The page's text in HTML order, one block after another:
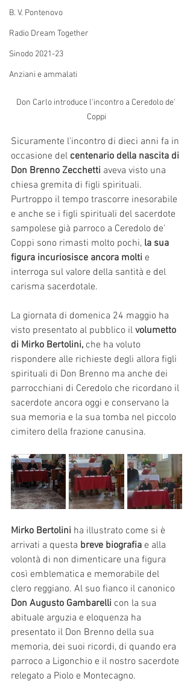
B. V. Pontenovo
Radio Dream Together
Sinodo 2021-23
Anziani e ammalati
Don Carlo introduce l'incontro a Ceredolo de'
Coppi
Sicuramente l'incontro di dieci anni fa in
occasione del centenario della nascita di
Don Brenno Zecchetti aveva visto una
chiesa gremita di figli spirituali.
Purtroppo il tempo trascorre inesorabile
e anche se i figli spirituali del sacerdote
sampolese già parroco a Ceredolo de'
Coppi sono rimasti molto pochi, la sua
figura incuriosisce ancora molti e
interroga sul valore della santità e del
carisma sacerdotale.
La giornata di domenica 24 maggio ha
visto presentato al pubblico il volumetto
di Mirko Bertolini, che ha voluto
rispondere alle richieste degli allora figli
spirituali di Don Brenno ma anche dei
parrocchiani di Ceredolo che ricordano il
sacerdote ancora oggi e conservano la
sua memoria e la sua tomba nel piccolo
cimitero della frazione canusina.
Mirko Bertolini ha illustrato come si è
arrivati a questa breve biografia e alla
volontà di non dimenticare una figura
così emblematica e memorabile del
clero reggiano. Al suo fianco il canonico
Don Augusto Gambarelli con la sua
abituale arguzia e eloquenza ha
presentato il Don Brenno della sua
memoria, dei suoi ricordi, di quando era
parroco a Ligonchio e il nostro sacerdote
relegato a Piolo e Montecagno.